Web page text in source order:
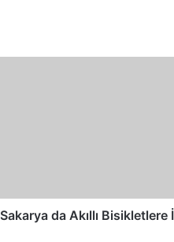
Sakarya da Akıllı